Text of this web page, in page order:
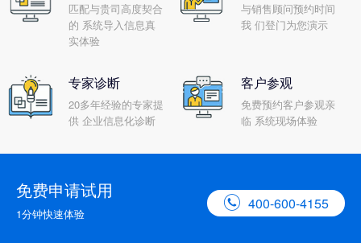
匹配与贵司高度契合
的 系统导入信息真
实体验
与销售顾问预约时间
我 们登门为您演示
专家诊断
20多年经验的专家提
供 企业信息化诊断
客户参观
免费预约客户参观亲
临 系统现场体验
免费申请试用
1分钟快速体验
 400-600-4155